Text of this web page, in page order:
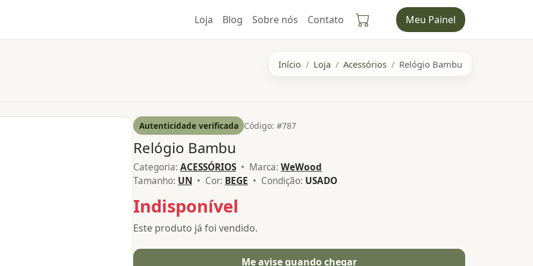
Loja Blog Sobre nós Contato Meu Painel
Início Loja Acessórios Relógio Bambu
Autenticidade verificada Código: #787
Relógio Bambu
Categoria: ACESSÓRIOS • Marca: WeWood
Tamanho: UN • Cor: BEGE • Condição: USADO
Indisponível
Este produto já foi vendido.
Me avise quando chegar